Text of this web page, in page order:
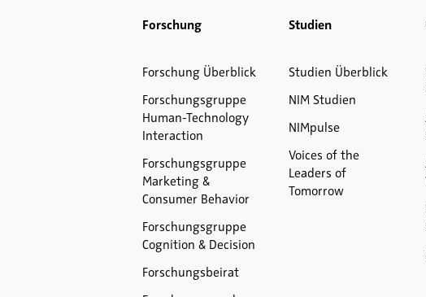
Forschung
Forschung Überblick
Forschungsgruppe
Human-Technology
Interaction
Forschungsgruppe
Marketing &
Consumer Behavior
Forschungsgruppe
Cognition & Decision
Forschungsbeirat
Studien
Studien Überblick
NIM Studien
NIMpulse
Voices of the
Leaders of
Tomorrow